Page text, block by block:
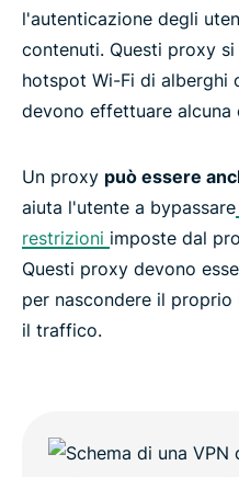
Perché ci sono server
Domande frequenti:
Una VPN senza rischi è
gratuito
Scopri di più sull'uso di
l'autenticazione degli
contenuti. Questi proxy
hotspot Wi-Fi di alberghi
devono effettuare alcuna
Un proxy può essere
aiuta l'utente a bypassare
restrizioni imposte dal
Questi proxy devono
per nascondere il
il traffico.